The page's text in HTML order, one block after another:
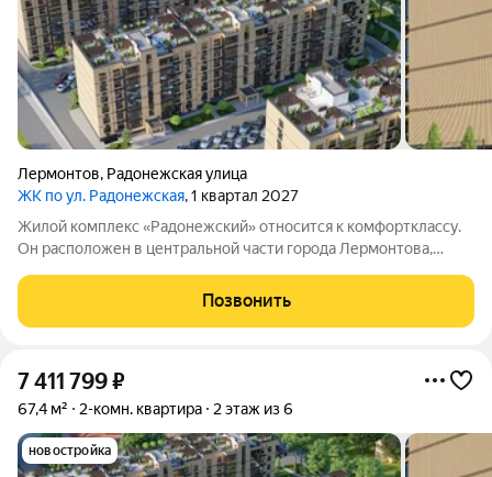
Лермонтов, Радонежская улица
ЖК по ул. Радонежская, 1 квартал 2027
Жилой комплекс «Радонежский» относится к комфортклассу.
Он расположен в центральной части города Лермонтова,
Эльбрус, Бештау, Шелудивую, а также на Кавказский хребет.
Лермонтов находится в сердце
Позвонить
7 411 799₽
67,4 м² 2-комн. квартира 2 этаж из 6
новостройка